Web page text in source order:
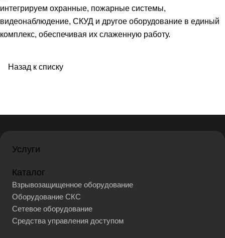
интегрируем охранные, пожарные системы,
видеонаблюдение, СКУД и другое оборудование в единый
комплекс, обеспечивая их слаженную работу.
Назад к списку
Услуги
Каталог
Взрывозащищенное оборудование
Оборудование СКС
Сетевое оборудование
Средства управления доступом